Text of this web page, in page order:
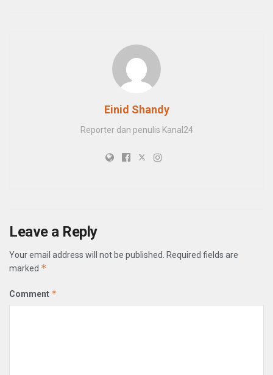
Einid Shandy
Reporter dan penulis Kanal24
Leave a Reply
Your email address will not be published.
Required fields are
marked *
Comment *